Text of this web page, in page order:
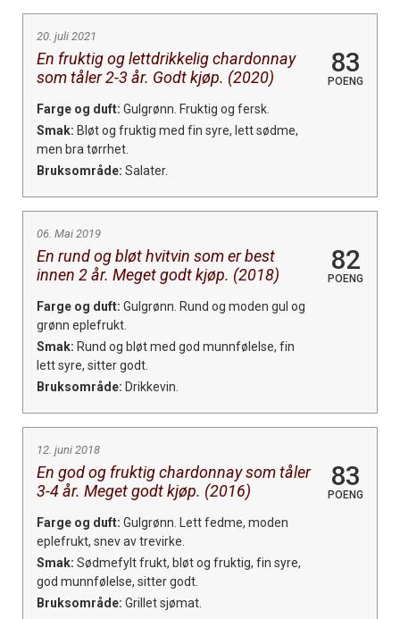
20. juli 2021
En fruktig og lettdrikkelig chardonnay
som tåler 2-3 år. Godt kjøp. (2020)
83
POENG
Farge og duft: Gulgrønn. Fruktig og fersk.
Smak: Bløt og fruktig med fin syre, lett sødme,
men bra tørrhet.
Bruksområde: Salater.
06. Mai 2019
En rund og bløt hvitvin som er best
innen 2 år. Meget godt kjøp. (2018)
82
POENG
Farge og duft: Gulgrønn. Rund og moden gul og
grønn eplefrukt.
Smak: Rund og bløt med god munnfølelse, fin
lett syre, sitter godt.
Bruksområde: Drikkevin.
12. juni 2018
En god og fruktig chardonnay som tåler
3-4 år. Meget godt kjøp. (2016)
83
POENG
Farge og duft: Gulgrønn. Lett fedme, moden
eplefrukt, snev av trevirke.
Smak: Sødmefylt frukt, bløt og fruktig, fin syre,
god munnfølelse, sitter godt.
Bruksområde: Grillet sjømat.